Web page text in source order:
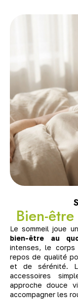
Bien-
Le sommeil joue
bien-être au
intenses, le
repos de qualité
et de sérénité.
accessoires
approche douce
accompagner les